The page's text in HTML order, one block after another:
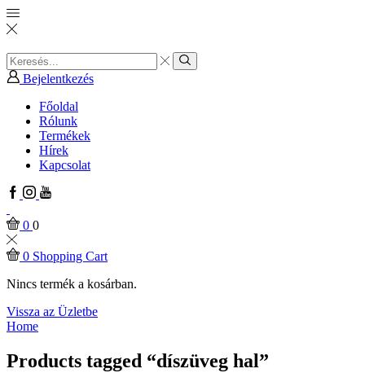
Search
input
Search
Bejelentkezés
Főoldal
Rólunk
Termékek
Hírek
Kapcsolat
Facebook
Instagram
Youtube
0 0
0 Shopping Cart
Nincs termék a kosárban.
Vissza az Üzletbe
Home
Products tagged “díszüveg hal”